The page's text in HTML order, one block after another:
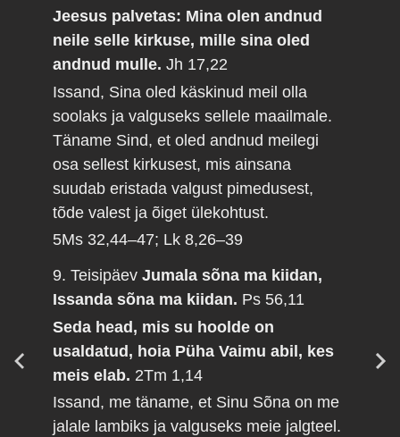
Jeesus palvetas: Mina olen andnud
neile selle kirkuse, mille sina oled
andnud mulle.Jh 17,22
Issand, Sina oled käskinud meil olla
soolaks ja valguseks sellele maailmale.
Täname Sind, et oled andnud meilegi
osa sellest kirkusest, mis ainsana
suudab eristada valgust pimedusest,
tõde valest ja õiget ülekohtust.
5Ms 32,44–47; Lk 8,26–39
9. TeisipäevJumala sõna ma kiidan,
Issanda sõna ma kiidan. Ps 56,11
Seda head, mis su hoolde on
usaldatud, hoia Püha Vaimu abil, kes
meis elab. 2Tm 1,14
Issand, me täname, et Sinu Sõna on me
jalale lambiks ja valguseks meie jalgteel.